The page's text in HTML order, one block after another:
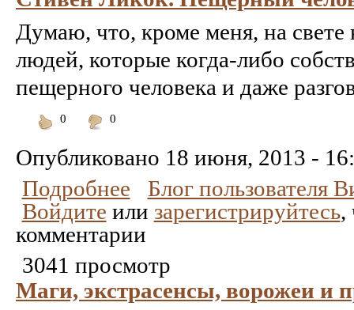
Думаю, что, кроме меня, на свете
людей, которые когда‑либо
пещерного человека и даже
0
0
Опубликовано 18 июня, 2013 -
Подробнее
Блог пользователя
Войдите или зарегистрируйтесь,
комментарии
3041 просмотр
Маги, экстрасенсы, ворожеи и